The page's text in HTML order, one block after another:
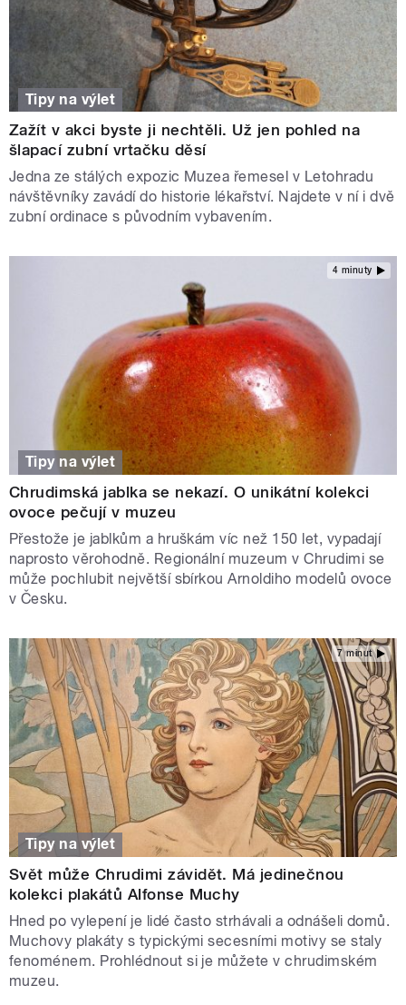
Tipy na výlet
Zažít v akci byste ji nechtěli. Už jen pohled na
šlapací zubní vrtačku děsí
Jedna ze stálých expozic Muzea řemesel v Letohradu
návštěvníky zavádí do historie lékařství. Najdete v ní i dvě
zubní ordinace s původním vybavením.
4 minuty
Tipy na výlet
Chrudimská jablka se nekazí. O unikátní kolekci
ovoce pečují v muzeu
Přestože je jablkům a hruškám víc než 150 let, vypadají
naprosto věrohodně. Regionální muzeum v Chrudimi se
může pochlubit největší sbírkou Arnoldiho modelů ovoce
v Česku.
7 minut
Tipy na výlet
Svět může Chrudimi závidět. Má jedinečnou
kolekci plakátů Alfonse Muchy
Hned po vylepení je lidé často strhávali a odnášeli domů.
Muchovy plakáty s typickými secesními motivy se staly
fenoménem. Prohlédnout si je můžete v chrudimském
muzeu.